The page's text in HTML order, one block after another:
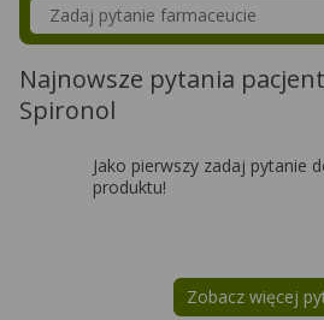
Szukaj w poradnikach o zdrowiu
Najnowsze pytania
Spironol
Jako pierwszy zadaj pytanie
produktu!
Zobacz więcej
na